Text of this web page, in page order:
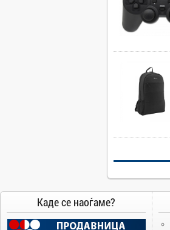
Dell
Каде се наоѓаме?